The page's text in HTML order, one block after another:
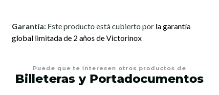
Garantía: Este producto está cubierto por la garantía
global limitada de 2 años de Victorinox
Puede que te interesen otros productos de
Billeteras y Portadocumentos